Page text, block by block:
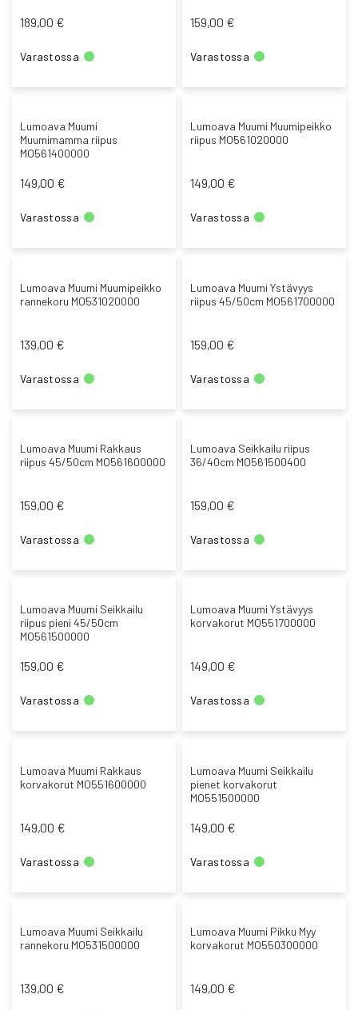
189,00 €
Varastossa
159,00 €
Varastossa
Lumoava Muumi
Muumimamma riipus
MO561400000
149,00 €
Varastossa
Lumoava Muumi Muumipeikko
riipus MO561020000
149,00 €
Varastossa
Lumoava Muumi Muumipeikko
rannekoru MO531020000
139,00 €
Varastossa
Lumoava Muumi Ystävyys
riipus 45/50cm MO561700000
159,00 €
Varastossa
Lumoava Muumi Rakkaus
riipus 45/50cm MO561600000
159,00 €
Varastossa
Lumoava Seikkailu riipus
36/40cm MO561500400
159,00 €
Varastossa
Lumoava Muumi Seikkailu
riipus pieni 45/50cm
MO561500000
159,00 €
Varastossa
Lumoava Muumi Ystävyys
korvakorut MO551700000
149,00 €
Varastossa
Lumoava Muumi Rakkaus
korvakorut MO551600000
149,00 €
Varastossa
Lumoava Muumi Seikkailu
pienet korvakorut
MO551500000
149,00 €
Varastossa
Lumoava Muumi Seikkailu
rannekoru MO531500000
139,00 €
Lumoava Muumi Pikku Myy
korvakorut MO550300000
149,00 €